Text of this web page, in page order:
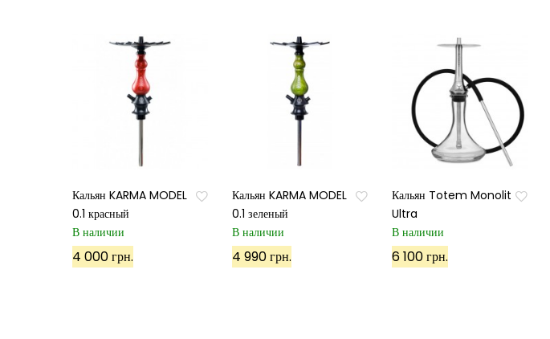
Кальян KARMA MODEL
0.1 красный
В наличии
4 000 грн.
Кальян KARMA MODEL
0.1 зеленый
В наличии
4 990 грн.
Кальян Totem Monolit
Ultra
В наличии
6 100 грн.